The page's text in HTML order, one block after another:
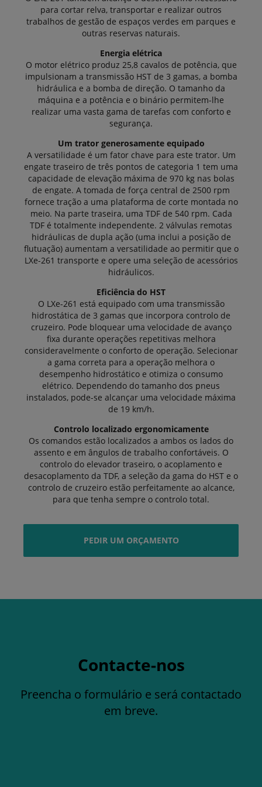
para cortar relva, transportar e realizar outros
trabalhos de gestão de espaços verdes em parques e
outras reservas naturais.
Energia elétrica
O motor elétrico produz 25,8 cavalos de potência, que
impulsionam a transmissão HST de 3 gamas, a bomba
hidráulica e a bomba de direção. O tamanho da
máquina e a potência e o binário permitem-lhe
realizar uma vasta gama de tarefas com conforto e
segurança.
Um trator generosamente equipado
A versatilidade é um fator chave para este trator. Um
engate traseiro de três pontos de categoria 1 tem uma
capacidade de elevação máxima de 970 kg nas bolas
de engate. A tomada de força central de 2500 rpm
fornece tração a uma plataforma de corte montada no
meio. Na parte traseira, uma TDF de 540 rpm. Cada
TDF é totalmente independente. 2 válvulas remotas
hidráulicas de dupla ação (uma inclui a posição de
flutuação) aumentam a versatilidade ao permitir que o
LXe-261 transporte e opere uma seleção de acessórios
hidráulicos.
Eficiência do HST
O LXe-261 está equipado com uma transmissão
hidrostática de 3 gamas que incorpora controlo de
cruzeiro. Pode bloquear uma velocidade de avanço
fixa durante operações repetitivas melhora
consideravelmente o conforto de operação. Selecionar
a gama correta para a operação melhora o
desempenho hidrostático e otimiza o consumo
elétrico. Dependendo do tamanho dos pneus
instalados, pode-se alcançar uma velocidade máxima
de 19 km/h.
Controlo localizado ergonomicamente
Os comandos estão localizados a ambos os lados do
assento e em ângulos de trabalho confortáveis. O
controlo do elevador traseiro, o acoplamento e
desacoplamento da TDF, a seleção da gama do HST e o
controlo de cruzeiro estão perfeitamente ao alcance,
para que tenha sempre o controlo total.
PEDIR UM ORÇAMENTO
Contacte-nos
Preencha o formulário e será contactado
em breve.